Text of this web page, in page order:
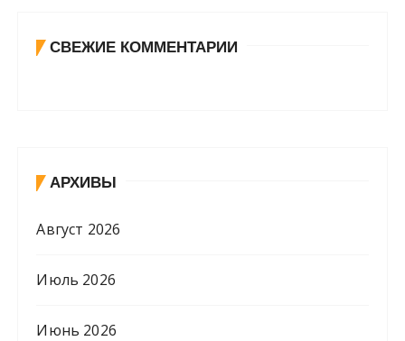
СВЕЖИЕ КОММЕНТАРИИ
АРХИВЫ
Август 2026
Июль 2026
Июнь 2026